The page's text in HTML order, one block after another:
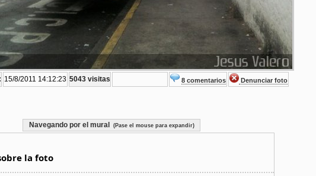
15/8/2011 14:12:23 5043 visitas 8 comentarios Denunciar foto
Navegando por el mural (Pase el mouse para expandir)
la foto